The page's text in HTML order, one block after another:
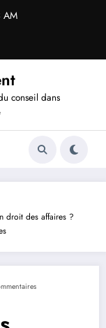
AM
conseil dans
droit des affaires ?